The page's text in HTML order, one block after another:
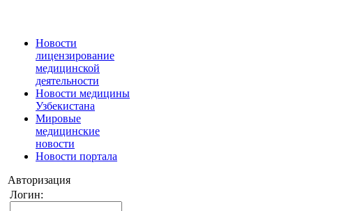
Новости
лицензирование
медицинской
деятельности
Новости медицины
Узбекистана
Мировые
медицинские
новости
Новости портала
Авторизация
Логин: